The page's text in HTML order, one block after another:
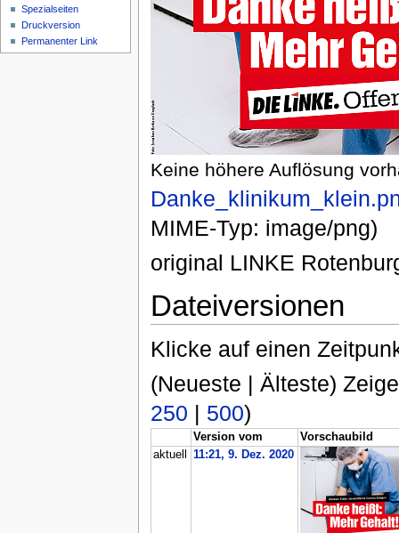
Keine höhere Auflösung
MIME-Typ: image/png)
original LINKE
Dateiversionen
Klicke auf einen
(Neueste | Älteste)
250 | 500)
Version vom
Vorschaubild
aktuell
11:21, 9. Dez. 2020
Spezialseiten
Druckversion
Permanenter Link